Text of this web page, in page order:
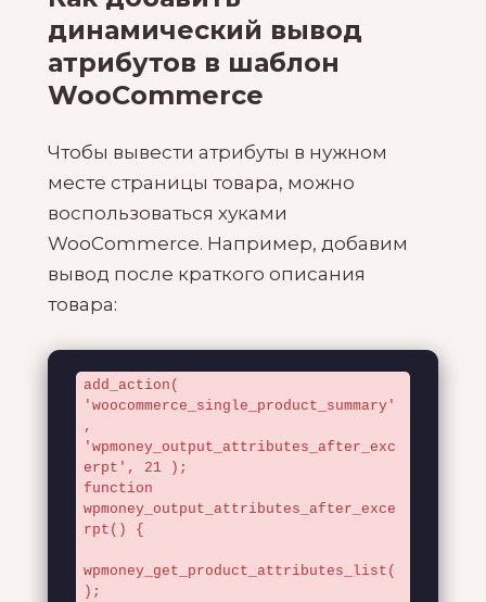
динамический вывод
атрибутов в шаблон
WooCommerce
Чтобы вывести атрибуты в нужном
месте страницы товара, можно
воспользоваться хуками
WooCommerce. Например, добавим
вывод после краткого описания
товара:
add_action(
'woocommerce_single_product_summary'
,
'wpmoney_output_attributes_after_exc
erpt', 21 );
function
wpmoney_output_attributes_after_exce
rpt() {
wpmoney_get_product_attributes_list(
);